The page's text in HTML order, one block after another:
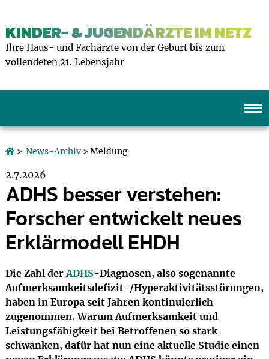
KINDER- & JUGENDÄRZTE IM NETZ
Ihre Haus- und Fachärzte von der Geburt bis zum
vollendeten 21. Lebensjahr
> News-Archiv> Meldung
2.7.2026
ADHS besser verstehen:
Forscher entwickelt neues
Erklärmodell EHDH
Die Zahl derADHS-Diagnosen, also sogenannte
Aufmerksamkeitsdefizit-/Hyperaktivitätsstörungen,
haben in Europa seit Jahren kontinuierlich
zugenommen. Warum Aufmerksamkeit und
Leistungsfähigkeit bei Betroffenen so stark
schwanken, dafür hat nun eine aktuelle Studie einen